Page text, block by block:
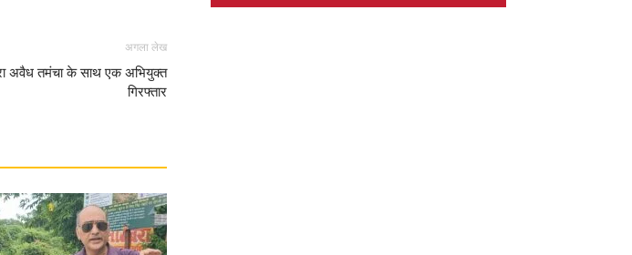
in
अगला लेख
अवैध तमंचा के साथ एक अभियुक्त
गिरफ्तार